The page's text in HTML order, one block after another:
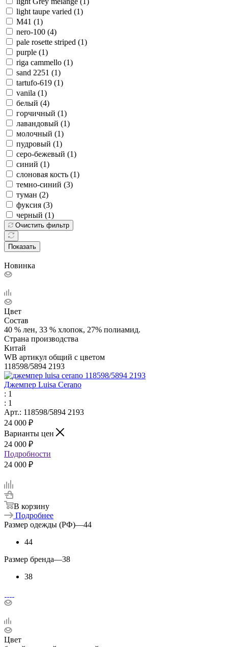
light taupe varied (1)
M41 (1)
nero-100 (4)
pale rosette striped (1)
purple (1)
riga cammello (1)
sand 2251 (1)
tartufo-619 (1)
vanila (1)
белый (4)
горчичный (1)
лавандовый (1)
молочный (1)
пудровый (1)
серо-бежевый (1)
синий (1)
слоновая кость (1)
темно-синий (3)
туман (2)
фуксия (3)
черный (1)
Очистить фильтр
Показать
Новинка
Цвет
Состав
40 % лен, 33 % хлопок, 27% полиамид.
Страна производства
Китай
WB артикул общий с цветом
118598/5894 2193
Джемпер Luisa Cerano
: 1
: 1
Арт.: 118598/5894 2193
24 000 ₽
Варианты цен
24 000 ₽
Подробности
24 000 ₽
В корзину
Подробнее
Размер одежды (РФ)—44
44
Размер бренда—38
38
Цвет